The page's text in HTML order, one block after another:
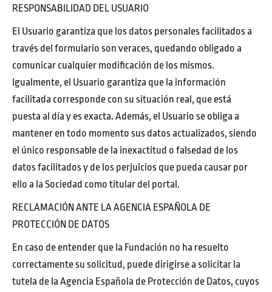
RESPONSABILIDAD DEL USUARIO
El Usuario garantiza que los datos personales facilitados a
través del formulario son veraces, quedando obligado a
comunicar cualquier modificación de los mismos.
Igualmente, el Usuario garantiza que la información
facilitada corresponde con su situación real, que está
puesta al día y es exacta. Además, el Usuario se obliga a
mantener en todo momento sus datos actualizados, siendo
el único responsable de la inexactitud o falsedad de los
datos facilitados y de los perjuicios que pueda causar por
ello a la Sociedad como titular del portal.
RECLAMACIÓN ANTE LA AGENCIA ESPAÑOLA DE
PROTECCIÓN DE DATOS
En caso de entender que la Fundación no ha resuelto
correctamente su solicitud, puede dirigirse a solicitar la
tutela de la Agencia Española de Protección de Datos, cuyos